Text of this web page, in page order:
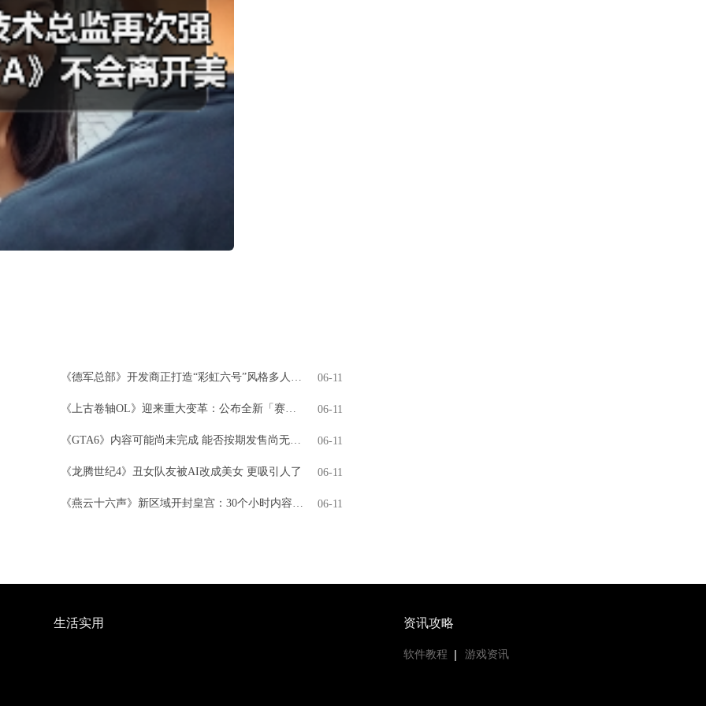
《德军总部》开发商正打造“彩虹六号”风格多人游戏 06-11
《上古卷轴OL》迎来重大变革：公布全新「赛季」模式，引领全新时代 06-11
《GTA6》内容可能尚未完成 能否按期发售尚无定论 06-11
《龙腾世纪4》丑女队友被AI改成美女 更吸引人了 06-11
《燕云十六声》新区域开封皇宫：30个小时内容 NPC超3000人 06-11
生活实用 资讯攻略
软件教程 游戏资讯